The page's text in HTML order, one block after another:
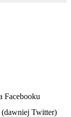
Facebooku
(dawniej Twitter)